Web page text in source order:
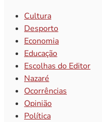
Cultura
Desporto
Economia
Educação
Escolhas do Editor
Nazaré
Ocorrências
Opinião
Política